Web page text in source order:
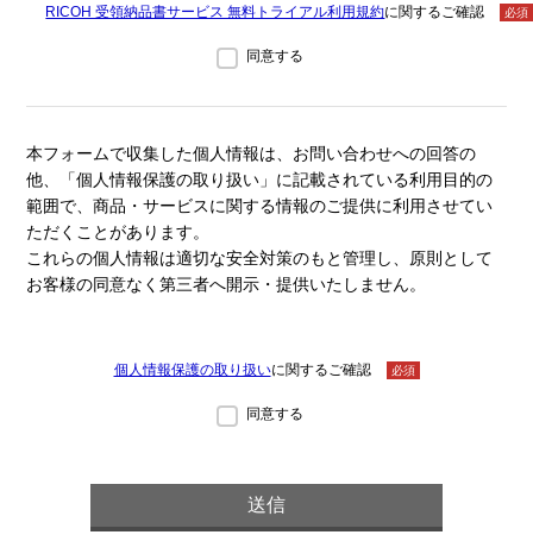
RICOH 受領納品書サービス 無料トライアル利用規約に関するご確認 必須
同意する
本フォームで収集した個人情報は、お問い合わせへの回答の
他、「個人情報保護の取り扱い」に記載されている利用目的の
範囲で、商品・サービスに関する情報のご提供に利用させてい
ただくことがあります。
これらの個人情報は適切な安全対策のもと管理し、原則として
お客様の同意なく第三者へ開示・提供いたしません。
個人情報保護の取り扱いに関するご確認 必須
同意する